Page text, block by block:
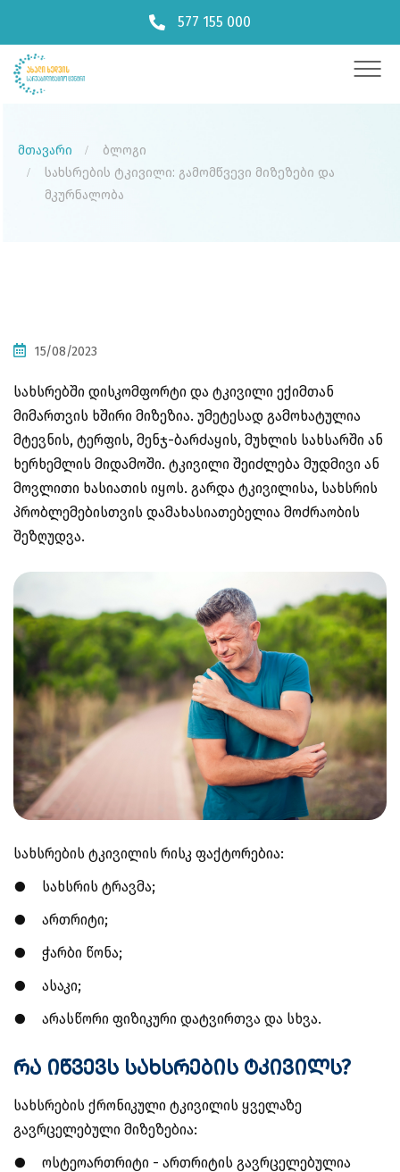
577 155 000
მთავარი
ბლოგი
სახსრების ტკივილი: გამომწვევი მიზეზები და
მკურნალობა
15/08/2023
სახსრებში დისკომფორტი და ტკივილი ექიმთან
მიმართვის ხშირი მიზეზია. უმეტესად გამოხატულია
მტევნის, ტერფის, მენჯ-ბარძაყის, მუხლის სახსარში ან
ხერხემლის მიდამოში. ტკივილი შეიძლება მუდმივი ან
მოვლითი ხასიათის იყოს. გარდა ტკივილისა, სახსრის
პრობლემებისთვის დამახასიათებელია მოძრაობის
შეზღუდვა.
სახსრების ტკივილის რისკ ფაქტორებია:
●
სახსრის ტრავმა;
●
ართრიტი;
●
ჭარბი წონა;
●
ასაკი;
●
არასწორი ფიზიკური დატვირთვა და სხვა.
რა იწვევს სახსრების ტკივილს?
სახსრების ქრონიკული ტკივილის ყველაზე
გავრცელებული მიზეზებია:
●
ოსტეოართრიტი - ართრიტის გავრცელებულია